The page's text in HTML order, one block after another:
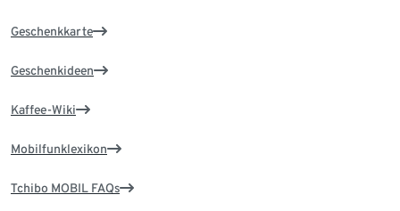
Geschenkkarte
Geschenkideen
Kaffee-Wiki
Mobilfunklexikon
Tchibo MOBIL FAQs